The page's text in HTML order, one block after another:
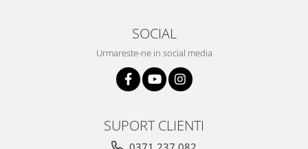
SOCIAL
Urmareste-ne in social media
SUPORT CLIENTI